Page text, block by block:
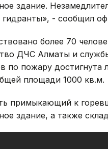
здание.
гидранты», - сообщил
более 70
ДЧС Алматы и
по пожару
площади 1000 кв.м.
примыкающий к
здание, а также